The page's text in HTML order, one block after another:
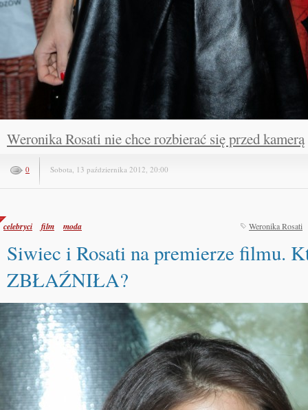
Weronika Rosati nie chce rozbierać się przed kamerą
0 Sobota, 13 października 2012, 20:00
celebryci film moda Weronika Rosati
Siwiec i Rosati na premierze filmu.
ZBŁAŹNIŁA?